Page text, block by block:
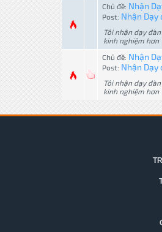
Chủ đề: Nhận
Post: Nhận Dạy
Tôi nhận dạy
kinh nghiệm hơn
Chủ đề: Nhận
Post: Nhận Dạy
Tôi nhận dạy
kinh nghiệm hơn